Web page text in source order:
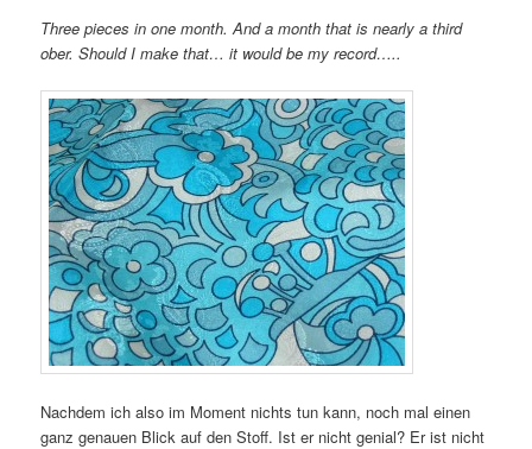
Three pieces in one month. And a month that is nearly a third
ober. Should I make that… it would be my record…..
Nachdem ich also im Moment nichts tun kann, noch mal einen
ganz genauen Blick auf den Stoff. Ist er nicht genial? Er ist nicht